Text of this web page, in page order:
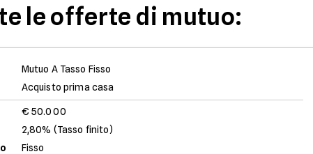
le offerte di mutuo:
Mutuo A Tasso Fisso
Acquisto prima casa
€ 50.000
2,80% (Tasso finito)
Fisso